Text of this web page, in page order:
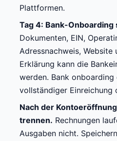
Plattformen.
Tag 4: Bank-Onboarding
Dokumenten, EIN,
Adressnachweis, Website
Erklärung kann die
werden. Bank
vollständiger Einreichung
Nach der
trennen. Rechnungen
Ausgaben nicht.